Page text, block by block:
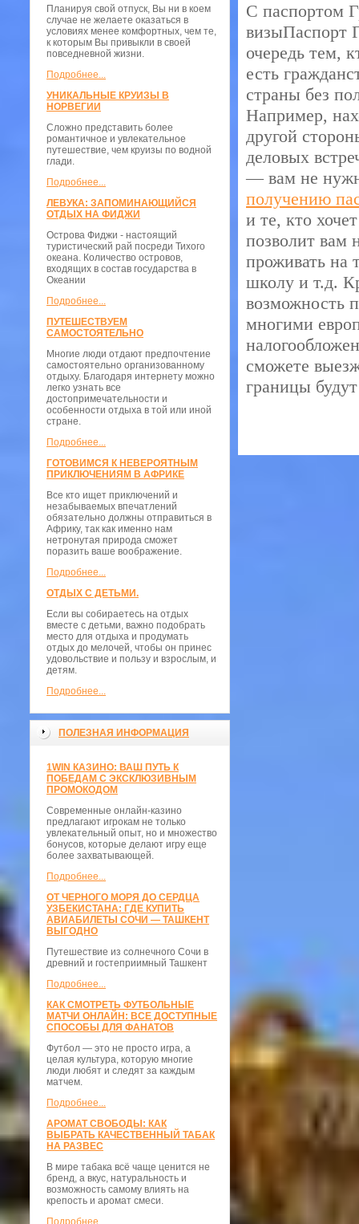
Планируя свой отпуск, Вы ни в коем
случае не желаете оказаться в
условиях менее комфортных, чем те,
к которым Вы привыкли в своей
повседневной жизни.
Подробнее...
УНИКАЛЬНЫЕ КРУИЗЫ В
НОРВЕГИИ
Сложно представить более
романтичное и увлекательное
путешествие, чем круизы по водной
глади.
Подробнее...
ЛЕВУКА: ЗАПОМИНАЮЩИЙСЯ
ОТДЫХ НА ФИДЖИ
Острова Фиджи - настоящий
туристический рай посреди Тихого
океана. Количество островов,
входящих в состав государства в
Океании
Подробнее...
ПУТЕШЕСТВУЕМ
САМОСТОЯТЕЛЬНО
Многие люди отдают предпочтение
самостоятельно организованному
отдыху. Благодаря интернету можно
легко узнать все
достопримечательности и
особенности отдыха в той или иной
стране.
Подробнее...
ГОТОВИМСЯ К НЕВЕРОЯТНЫМ
ПРИКЛЮЧЕНИЯМ В АФРИКЕ
Все кто ищет приключений и
незабываемых впечатлений
обязательно должны отправиться в
Африку, так как именно нам
нетронутая природа сможет
поразить ваше воображение.
Подробнее...
ОТДЫХ С ДЕТЬМИ.
Если вы собираетесь на отдых
вместе с детьми, важно подобрать
место для отдыха и продумать
отдых до мелочей, чтобы он принес
удовольствие и пользу и взрослым, и
детям.
Подробнее...
ПОЛЕЗНАЯ ИНФОРМАЦИЯ
1WIN КАЗИНО: ВАШ ПУТЬ К
ПОБЕДАМ С ЭКСКЛЮЗИВНЫМ
ПРОМОКОДОМ
Современные онлайн-казино
предлагают игрокам не только
увлекательный опыт, но и множество
бонусов, которые делают игру еще
более захватывающей.
Подробнее...
ОТ ЧЕРНОГО МОРЯ ДО СЕРДЦА
УЗБЕКИСТАНА: ГДЕ КУПИТЬ
АВИАБИЛЕТЫ СОЧИ — ТАШКЕНТ
ВЫГОДНО
Путешествие из солнечного Сочи в
древний и гостеприимный Ташкент
Подробнее...
КАК СМОТРЕТЬ ФУТБОЛЬНЫЕ
МАТЧИ ОНЛАЙН: ВСЕ ДОСТУПНЫЕ
СПОСОБЫ ДЛЯ ФАНАТОВ
Футбол — это не просто игра, а
целая культура, которую многие
люди любят и следят за каждым
матчем.
Подробнее...
АРОМАТ СВОБОДЫ: КАК
ВЫБРАТЬ КАЧЕСТВЕННЫЙ ТАБАК
НА РАЗВЕС
В мире табака всё чаще ценится не
бренд, а вкус, натуральность и
возможность самому влиять на
крепость и аромат смеси.
Подробнее...
С паспортом
визыПаспорт
очередь тем,
есть
страны без
Например,
другой
деловых
— вам не
получению
и те, кто
позволит вам
проживать на
школу и т.д.
возможность
многими
сможете
границы